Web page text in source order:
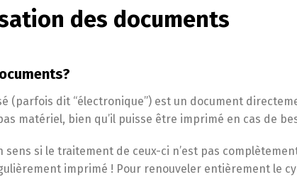
des documents
(parfois dit “électronique”) est un document
matériel, bien qu’il puisse être imprimé en cas de
si le traitement de ceux-ci n’est pas
imprimé ! Pour renouveler entièrement le